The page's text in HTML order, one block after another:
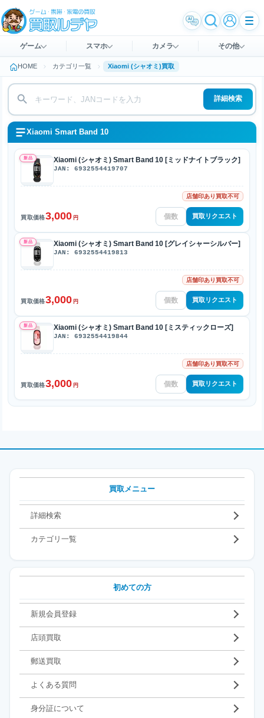
ゲーム スマホ カメラ その他
HOME カテゴリ一覧 Xiaomi (シャオミ)買取
詳細検索
Xiaomi Smart Band 10
新品 Xiaomi (シャオミ) Smart Band 10 [ミッドナイトブラック]
JAN: 6932554419707
店舗印あり買取不可
買取価格3,000 円 買取リクエスト
新品 Xiaomi (シャオミ) Smart Band 10 [グレイシャーシルバー]
JAN: 6932554419813
店舗印あり買取不可
買取価格3,000 円 買取リクエスト
新品 Xiaomi (シャオミ) Smart Band 10 [ミスティックローズ]
JAN: 6932554419844
店舗印あり買取不可
買取価格3,000 円 買取リクエスト
買取メニュー
詳細検索
カテゴリ一覧
初めての方
新規会員登録
店頭買取
郵送買取
よくある質問
身分証について